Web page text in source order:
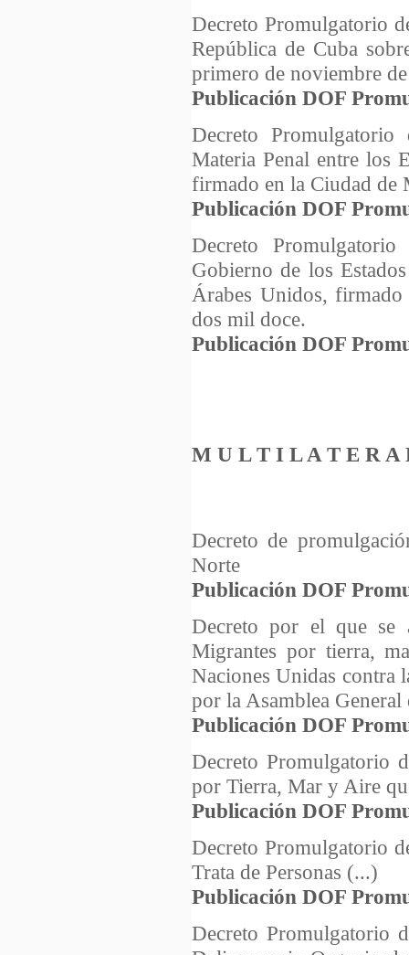
Decreto Promulgatorio
República de Cuba
primero de noviembre
Publicación DOF
Decreto
Materia Penal entre los
firmado en la Ciudad de
Publicación DOF
Decreto
Gobierno de los
Árabes Unidos,
dos mil doce.
Publicación DOF
M U L T I L A T E R A
Decreto de
Norte
Publicación DOF
Decreto por el que se
Migrantes por tierra,
Naciones Unidas contra
por la Asamblea
Publicación DOF
Decreto Promulgatorio
por Tierra, Mar y Aire
Publicación DOF
Decreto Promulgatorio
Trata de Personas (...)
Publicación DOF
Decreto Promulgatorio